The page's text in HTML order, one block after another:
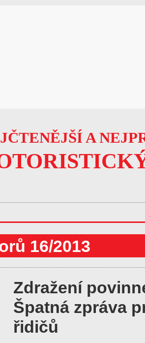
A
16/2013
Zdražení
Špatná zpráva
řidičů